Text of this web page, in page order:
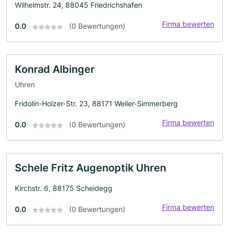
Wilhelmstr. 24, 88045 Friedrichshafen
0.0 (0 Bewertungen) Firma bewerten
Konrad Albinger
Uhren
Fridolin-Holzer-Str. 23, 88171 Weiler-Simmerberg
0.0 (0 Bewertungen) Firma bewerten
Schele Fritz Augenoptik Uhren
Kirchstr. 6, 88175 Scheidegg
0.0 (0 Bewertungen) Firma bewerten